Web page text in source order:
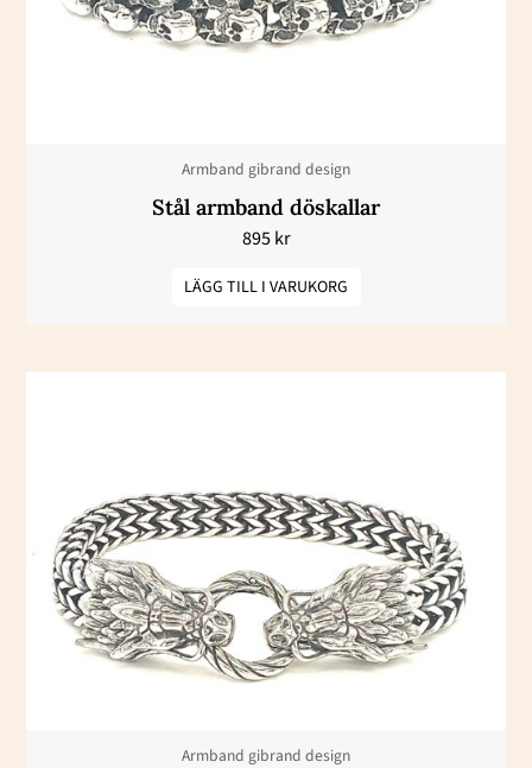
Armband gibrand design
Stål armband döskallar
895kr
LÄGG TILL I VARUKORG
Armband gibrand design